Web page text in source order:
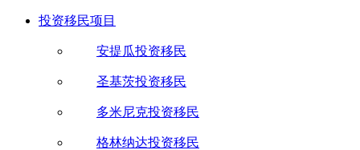
投资移民项目
安提瓜投资移民
圣基茨投资移民
多米尼克投资移民
格林纳达投资移民